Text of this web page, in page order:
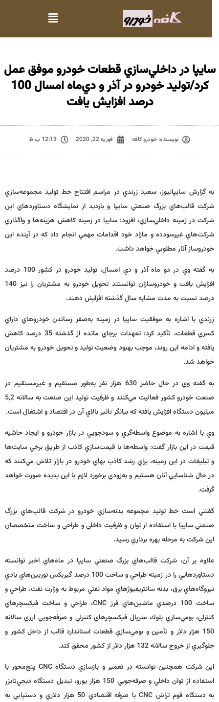
سايپا در داخلي‌سازي قطعات خودرو موفق عمل
كرد/توليد خودرو در آذر و دي‌ماه امسال 100
درصد افزايش يافت
نویسنده:خودرو کافه فوریه 22, 2020 12:13 ب.ظ
به گزارش سايپانيوز، سعيد زرندي در مراسم افتتاح خط توليد مجموعه‌سازي
شركت قالب‌هاي بزرگ صنعتي سايپا و بازديد از نمايشگاه دستاوردهاي اين
شركت در زمينه داخلي‌سازي، افزود: سايپا در زمينه كاهش هزينه‌ها و واگذاري
شركت‌هاي غيرسودده و مازاد خود اقدامات مهمي انجام داد كه در آينده اين
خودروساز آثار مطلوبي خواهد داشت.
به گفته وي در دو ماه آذر و دي امسال، توليد خودرو در كشور 100 درصد
افزايش يافت و خودروسازان توانستند تحويل خودرو به مشتريان را نيز 140
درصد نسبت به مدت مشابه سال گذشته افزايش دهند.
زرندي با اشاره به موفقيت سايپا در زمينه به‌صفر رساندن خودروهاي داراي
كسري قطعات، تأكيد كرد: تعهدات برجاي مانده از گذشته 35 درصد كاهش
يافته و ادامه اين روند، موجب بهبود وضعيت توليد و تحويل خودرو به مشتريان
خواهد شد.
به گفته وي در حال حاضر 630 هزار نفر به‌طور مستقيم و غيرمستقيم در
صنعت خودرو كشور فعاليت مي‌كنند و ظرفيت توليد اين صنعت به سالانه 5,2
ميليون دستگاه افزايش يافته كه بيانگر تأثير بالاي آن در اقتصاد و اشتغال است.
وي با اشاره به موضوع واسطه‌گري و سودجويي در بازار خودرو و ايجاد حاشيه
قيمت در اين بازار گفت: واسطه‌ها با قيمت‌سازي كاذب از طريق برخي سايت‌ها
و تبليغات در اين زمينه، براي رشد كاذب بهاي خودرو در بازار تلاش مي‌كنند كه
در حال شناسايي آنان هستيم و به‌زودي برخورد لازم با اين پديده صورت خواهد
گرفت.
گفتني است خط توليد مجموعه بدنه‌سازي خودرو در شركت قالب‌هاي بزرگ
صنعتي سايپا با استفاده از توان و ظرفيت داخلي و طراحي و ساخت متخصصان
اين شركت به مرحله بهره برداري رسيد.
علاوه بر آن، شركت قالب‌هاي بزرگ صنعتي سايپا در ماه‌هاي اخير توانسته
دستاوردهايي را در زمينه طراحي و ساخت 100 درصد گيربكس توربين‌هاي بادي
نيروگاه‌هاي برق، بدنه سانتريفيوژهاي مواد نفتي مربوط به وزارت نفت، طراحي و
ساخت 100 درصدي ماشين‌هاي فرز
CNC، طراحي و ساخت فيكسچرهاي
كنترلي، بومي‌سازي بلوك متريال فيكسچرهاي كنترلي و صرفه‌جويي ارزي سالانه
150 هزار دلار و تأمين و بومي‌سازي قطعات استاندارد قالب از داخل كشور و
جلوگيري از خروج سالانه 132 هزار دلار از كشور محقق كند.
اين شركت همچنين توانسته در تعمير و بازسازي دستگاهCNCپنج‌محور با
استفاده از توان داخلي و صرفه‌جويي 150 هزار يورو، تبديل دستگاه ديجي‌تايزر
به دستگاه فوم تراشCNC
با صرفه اقتصادي 50 هزار دلاري و دستيابي به